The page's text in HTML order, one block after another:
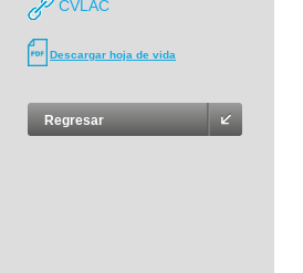
CVLAC
Descargar hoja de vida
Regresar